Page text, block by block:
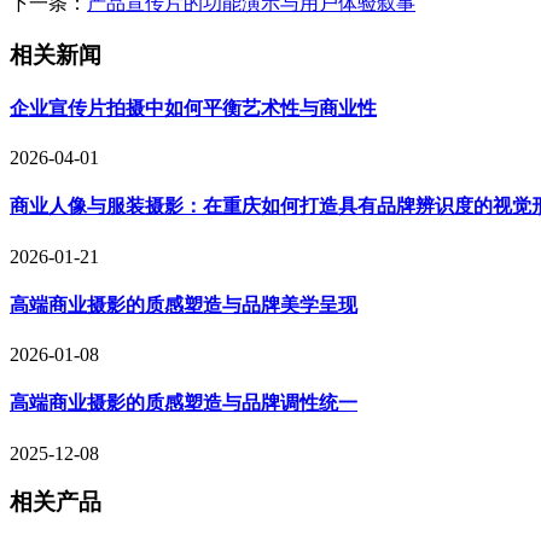
相关新闻
企业宣传片拍摄中如何平衡艺术性与商业性
2026-04-01
商业人像与服装摄影：在重庆如何打造具有品牌辨识度的视觉
2026-01-21
高端商业摄影的质感塑造与品牌美学呈现
2026-01-08
高端商业摄影的质感塑造与品牌调性统一
2025-12-08
相关产品